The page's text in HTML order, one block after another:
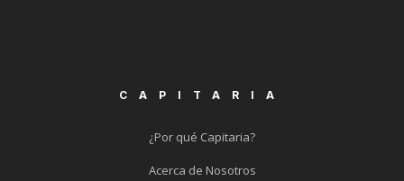
CAPITARIA
¿Por qué Capitaria?
Acerca de Nosotros